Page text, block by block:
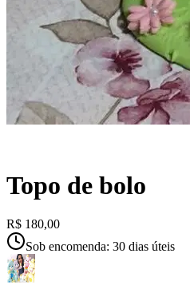
Topo de bolo
R$ 180,00
Sob encomenda: 30 dias úteis